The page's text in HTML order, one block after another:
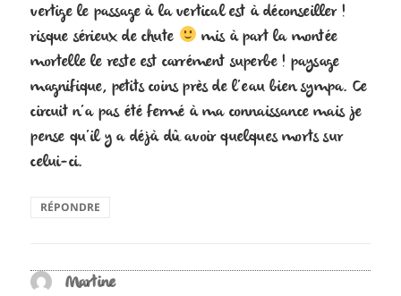
vertige le passage à la vertical est à déconseiller !
risque sérieux de chute
mis à part la montée
mortelle le reste est carrément superbe ! paysage
magnifique, petits coins près de l’eau bien sympa. Ce
circuit n’a pas été fermé à ma connaissance mais je
pense qu’il y a déjà dû avoir quelques morts sur
celui-ci.
RÉPONDRE
Martinedit :